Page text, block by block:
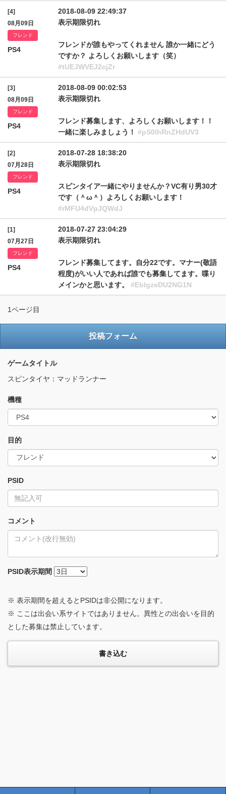
[4]
08月09日
フレンド
PS4
2018-08-09 22:49:37
表示期限切れ
フレンドが誰もやってくれません 誰か一緒にどう
ですか？ よろしくお願いします（笑）
#tUEJWVEJ2cjZr
[3]
08月09日
フレンド
PS4
2018-08-09 00:02:53
表示期限切れ
フレンド募集します、よろしくお願いします！！
一緒に楽しみましょう！ #pS0lhRnZHdUV3
[2]
07月28日
フレンド
PS4
2018-07-28 18:38:20
表示期限切れ
スピンタイア一緒にやりませんか？VC有り男30才
です（＾ω＾）よろしくお願いします！
#rMFU4dVpJQWdJ
[1]
07月27日
フレンド
PS4
2018-07-27 23:04:29
表示期限切れ
フレンド募集してます。自分22です。マナー(敬語
程度)がいい人であれば誰でも募集してます。喋り
メインかと思います。 #EblgzeDU2NG1N
1ページ目
投稿フォーム
ゲームタイトル
スピンタイヤ：マッドランナー
機種
目的
PSID
コメント
PSID表示期間
※ 表示期間を超えるとPSIDは非公開になります。
※ ここは出会い系サイトではありません。異性との出会いを目的
とした募集は禁止しています。